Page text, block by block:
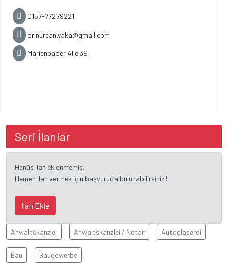
0157-77279221
dr.nurcan.yaka@gmail.com
Marienbader Alle 39
Seri İlanlar
Henüs ilan eklenmemiş.
Hemen ilan vermek için başvuruda bulunabilirsiniz !
İlan Ekle
Anwaltskanzlei Anwaltskanzlei / Notar Autoglaserei
Bau Baugewerbe